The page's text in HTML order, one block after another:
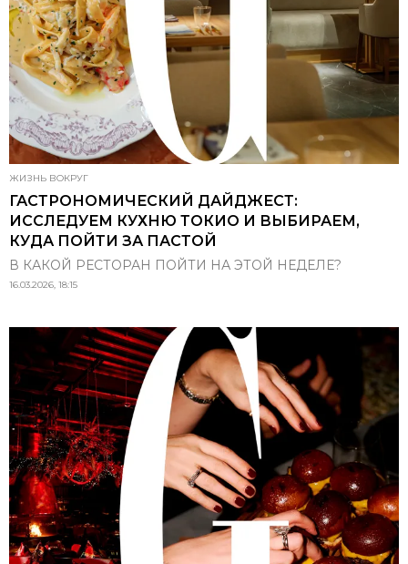
ЖИЗНЬ ВОКРУГ
ГАСТРОНОМИЧЕСКИЙ ДАЙДЖЕСТ:
ИССЛЕДУЕМ КУХНЮ ТОКИО И ВЫБИРАЕМ,
КУДА ПОЙТИ ЗА ПАСТОЙ
В КАКОЙ РЕСТОРАН ПОЙТИ НА ЭТОЙ НЕДЕЛЕ?
16.03.2026, 18:15